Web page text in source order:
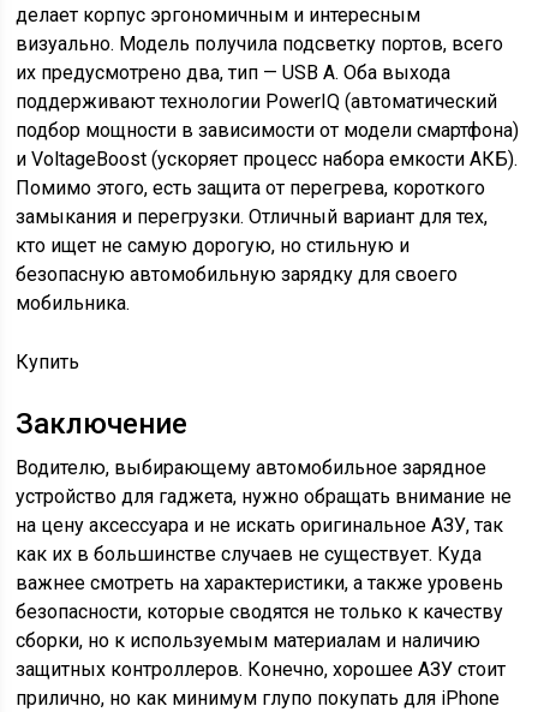
делает корпус эргономичным и интересным
визуально. Модель получила подсветку портов, всего
их предусмотрено два, тип — USB A. Оба выхода
поддерживают технологии PowerIQ (автоматический
подбор мощности в зависимости от модели смартфона)
и VoltageBoost (ускоряет процесс набора емкости АКБ).
Помимо этого, есть защита от перегрева, короткого
замыкания и перегрузки. Отличный вариант для тех,
кто ищет не самую дорогую, но стильную и
безопасную автомобильную зарядку для своего
мобильника.
Купить
Заключение
Водителю, выбирающему автомобильное зарядное
устройство для гаджета, нужно обращать внимание не
на цену аксессуара и не искать оригинальное АЗУ, так
как их в большинстве случаев не существует. Куда
важнее смотреть на характеристики, а также уровень
безопасности, которые сводятся не только к качеству
сборки, но к используемым материалам и наличию
защитных контроллеров. Конечно, хорошее АЗУ стоит
прилично, но как минимум глупо покупать для iPhone